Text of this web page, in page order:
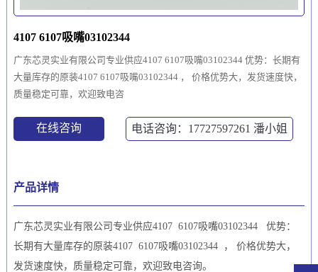
4107 6107吸嘴03102344
广东芯灵实业有限公司专业供应4107 6107吸嘴03102344 优势：长期有
大量库存的原装4107 6107吸嘴03102344 ， 价格优势大，发货速度快，
质量稳定可靠，欢迎致电咨
在线咨询 电话咨询：17727597261 潘小姐
产品详情
广东芯灵实业有限公司专业供应4107 6107吸嘴03102344 优势：
长期有大量库存的原装4107 6107吸嘴03102344 ， 价格优势大，
发货速度快，质量稳定可靠，欢迎致电咨询。